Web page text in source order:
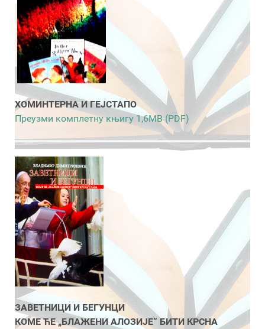
ХОМИНТЕРНА И ГЕЈСТАПО
Преузми комплетну књигу 1,6MB (PDF)
ЗАВЕТНИЦИ И БЕГУНЦИ
КОМЕ ЋЕ „БЛАЖЕНИ АЛОЗИЈЕ” БИТИ КРСНА